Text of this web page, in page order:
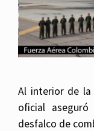
Al interior de la
oficial
desfalco de